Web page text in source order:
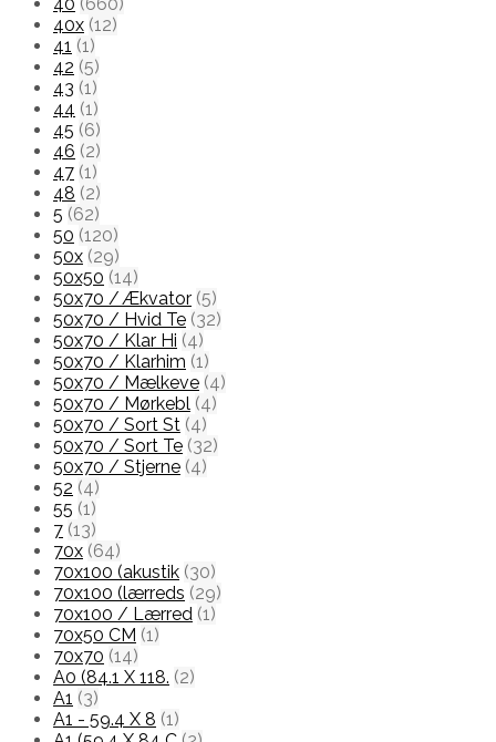
40 (660)
40x (12)
41 (1)
42 (5)
43 (1)
44 (1)
45 (6)
46 (2)
47 (1)
48 (2)
5 (62)
50 (120)
50x (29)
50x50 (14)
50x70 / Ækvator (5)
50x70 / Hvid Te (32)
50x70 / Klar Hi (4)
50x70 / Klarhim (1)
50x70 / Mælkeve (4)
50x70 / Mørkebl (4)
50x70 / Sort St (4)
50x70 / Sort Te (32)
50x70 / Stjerne (4)
52 (4)
55 (1)
7 (13)
70x (64)
70x100 (akustik (30)
70x100 (lærreds (29)
70x100 / Lærred (1)
70x50 CM (1)
70x70 (14)
A0 (84.1 X 118. (2)
A1 (3)
A1 - 59.4 X 8 (1)